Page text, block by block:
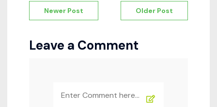
Navigation
de
l’article
Newer Post Older Post
Leave a Comment